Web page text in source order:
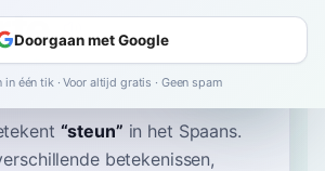
“steun” in het Spaans.
betekenissen,
Doorgaan met Google
in één tik · Voor altijd gratis · Geen spam